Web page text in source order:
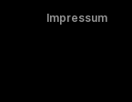
Impressum